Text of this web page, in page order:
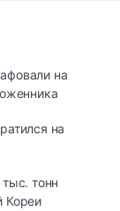
на
на
тонн
Кореи